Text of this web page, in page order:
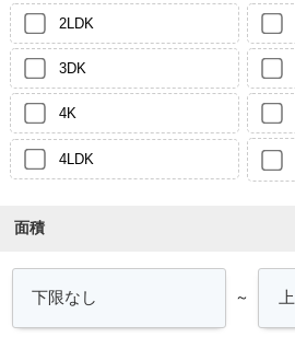
2LDK
3DK
4K
4LDK
面積
～